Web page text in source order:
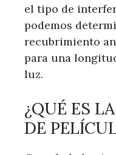
el tipo de
podemos
recubrimiento
para una
luz.
¿QUÉ ES
DE